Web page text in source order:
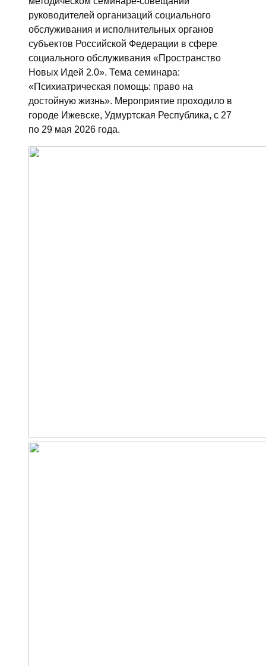
руководителей организаций социального
обслуживания и исполнительных органов
субъектов Российской Федерации в сфере
социального обслуживания «Пространство
Новых Идей 2.0». Тема семинара:
«Психиатрическая помощь: право на
достойную жизнь». Мероприятие проходило в
городе Ижевске, Удмуртская Республика, с 27
по 29 мая 2026 года.